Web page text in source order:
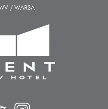
/ WARSA